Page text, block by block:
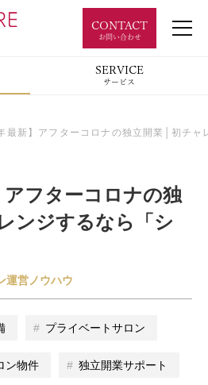
CONTACT
お問い合わせ
SERVICE
サービス
新】アフターコロナの独立開業│初チャ
アフターコロナの独
ンジするなら「シ
運営ノウハウ
プライベートサロン
ン物件 独立開業サポート